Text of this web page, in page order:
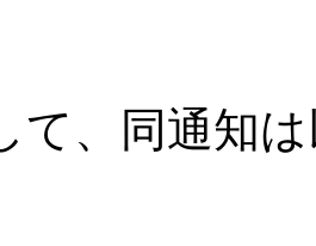
て、同通知